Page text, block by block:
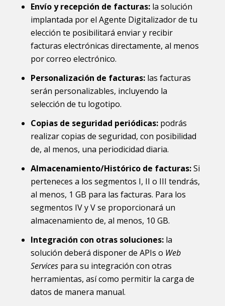
Envío y recepción de facturas:la solución
implantada por el Agente Digitalizador de tu
elección te posibilitará enviar y recibir
facturas electrónicas directamente, al menos
por correo electrónico.
Personalización de facturas:las facturas
serán personalizables, incluyendo la
selección de tu logotipo.
Copias de seguridad periódicas:podrás
realizar copias de seguridad, con posibilidad
de, al menos, una periodicidad diaria.
Almacenamiento/Histórico de facturas:Si
perteneces a los segmentos I, II o III tendrás,
al menos, 1 GB para las facturas. Para los
segmentos IV y V se proporcionará un
almacenamiento de, al menos, 10 GB.
Integración con otras soluciones:la
solución deberá disponer de APIs o Web
Servicespara su integración con otras
herramientas, así como permitir la carga de
datos de manera manual.